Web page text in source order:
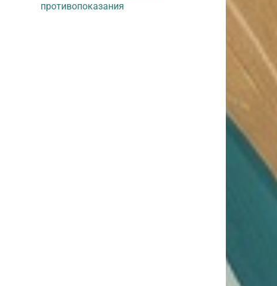
противопоказания